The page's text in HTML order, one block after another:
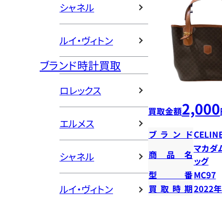
シャネル
ルイ・ヴィトン
ブランド時計買取
ロレックス
エルメス
シャネル
ルイ・ヴィトン
買取金額2,000
ブランド
商品名
マカダ
ッグ
型番MC97
買取時期2022